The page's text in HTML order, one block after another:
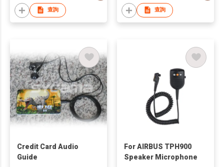
查詢 查詢
Credit Card Audio
Guide
For AIRBUS TPH900
Speaker Microphone